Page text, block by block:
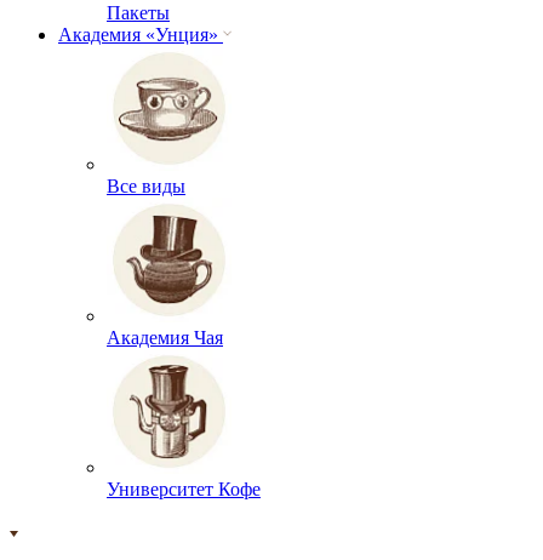
Пакеты
Академия «Унция»
Все виды
Академия Чая
Университет Кофе